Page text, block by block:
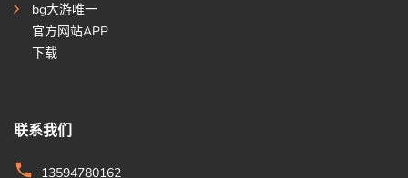
bg大游唯一
官方网站APP
下载
联系我们
13594780162